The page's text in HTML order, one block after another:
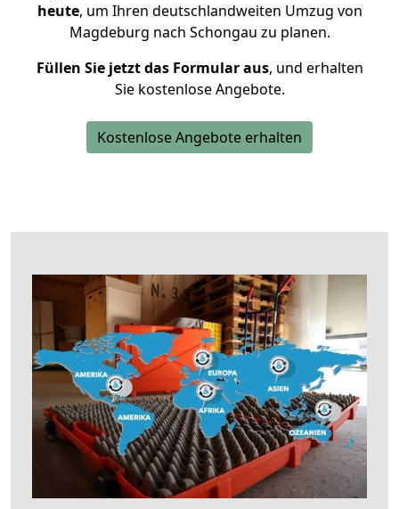
heute, um Ihren deutschlandweiten Umzug von
Magdeburg nach Schongau zu planen.
Füllen Sie jetzt das Formular aus, und erhalten
Sie kostenlose Angebote.
Kostenlose Angebote erhalten